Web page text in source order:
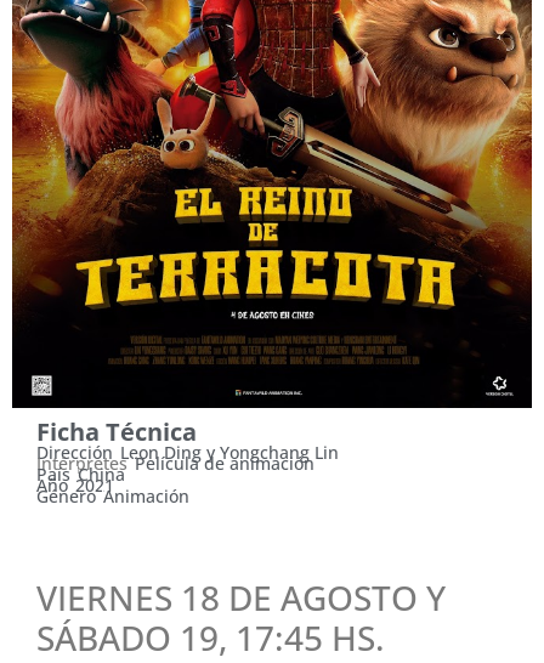
Ficha Técnica
Dirección Leon Ding y Yongchang Lin
Intérpretes Película de animación
País China
Año 2021
Género Animación
VIERNES 18 DE AGOSTO Y
SÁBADO 19, 17:45 HS.